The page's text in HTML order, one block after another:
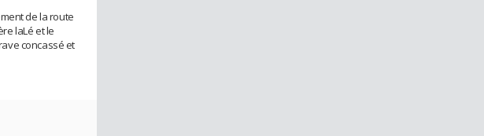
de la route
laLé et le
concassé et